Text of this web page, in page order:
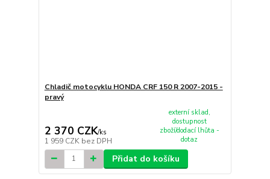
Chladič motocyklu HONDA CRF 150 R 2007-2015 -
pravý
2 370 CZK/ks
1 959 CZK bez DPH
externí sklad,
dostupnost
zboží/dodací lhůta -
dotaz
Přidat do košíku